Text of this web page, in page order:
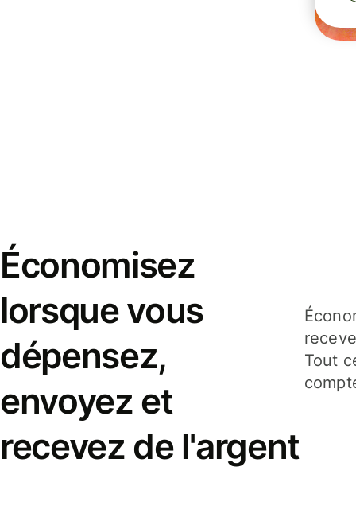
Économisez
lorsque vous
dépensez,
envoyez et
recevez de l'argent
Tout